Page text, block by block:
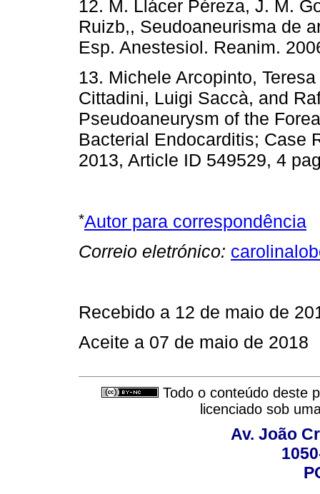
12. M. Llácer Péreza, J. M.
Ruizb,, Seudoaneurisma de
Esp. Anestesiol. Reanim.
13. Michele Arcopinto,
Citta­dini, Luigi Saccà, and
Pseudoaneurysm of the
Bacterial Endocar­ditis; Case
2013, Article ID 549529,
*Autor para correspondência
Correio eletrónico:
Recebido a 12 de maio de
Aceite a 07 de maio de 2018
Todo o conteúdo deste
licenciado sob
Av. João